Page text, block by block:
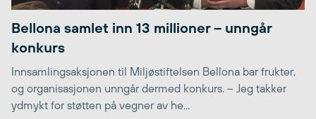
Bellona samlet inn 13 millioner – unngår
konkurs
Innsamlingsaksjonen til Miljøstiftelsen Bellona bar frukter,
og organisasjonen unngår dermed konkurs. – Jeg takker
ydmykt for støtten på vegner av he...